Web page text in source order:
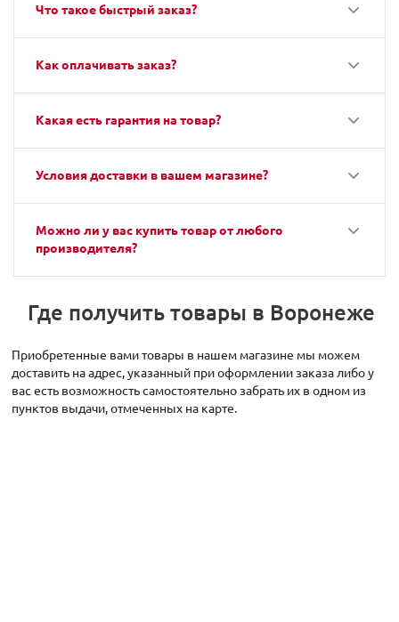
Что такое быстрый заказ?
Как оплачивать заказ?
Какая есть гарантия на товар?
Условия доставки в вашем магазине?
Можно ли у вас купить товар от любого
производителя?
Где получить товары в Воронеже
Приобретенные вами товары в нашем магазине мы можем
доставить на адрес, указанный при оформлении заказа либо у
вас есть возможность самостоятельно забрать их в одном из
пунктов выдачи, отмеченных на карте.